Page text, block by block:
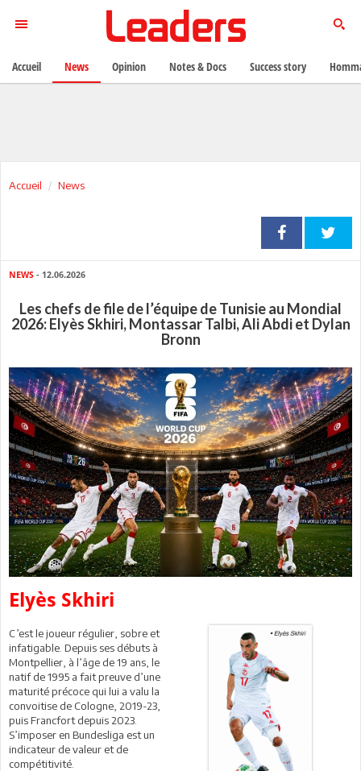
Accueil News
NEWS - 12.06.2026
Les chefs de file de l’équipe de Tunisie au Mondial
2026: Elyès Skhiri, Montassar Talbi, Ali Abdi et Dylan
Bronn
Elyès Skhiri
C’est le joueur régulier, sobre et
infatigable. Depuis ses débuts à
Montpellier, à l’âge de 19 ans, le
natif de 1995 a fait preuve d’une
maturité précoce qui lui a valu la
convoitise de Cologne, 2019-23,
puis Francfort depuis 2023.
S’imposer en Bundesliga est un
indicateur de valeur et de
compétitivité.
Accueil News Opinion Notes & Docs Success story